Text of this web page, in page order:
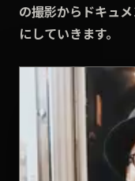
の撮影からドキュ
にしていきます。